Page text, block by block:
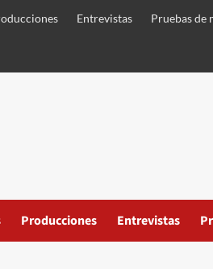
Entrevistas Pruebas de
Producciones Entrevistas